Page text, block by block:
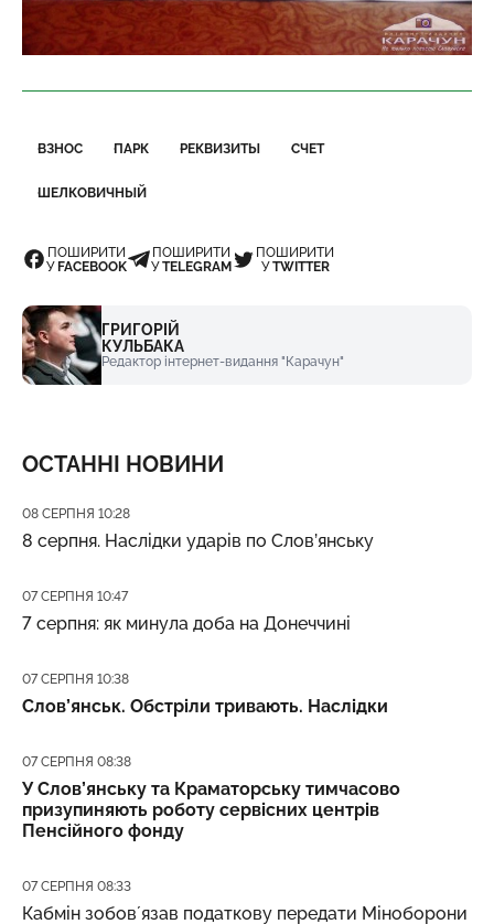
ВЗНОС ПАРК РЕКВИЗИТЫ СЧЕТ
ШЕЛКОВИЧНЫЙ
ПОШИРИТИ
У FACEBOOK
ПОШИРИТИ
УTELEGRAM
ПОШИРИТИ
УTWITTER
ГРИГОРІЙ
КУЛЬБАКА
Редактор інтернет-видання "Карачун"
ОСТАННІ НОВИНИ
Дата публікації
08 СЕРПНЯ 10:28
8 серпня. Наслідки ударів по Слов’янську
Дата публікації
07 СЕРПНЯ 10:47
7 серпня: як минула доба на Донеччині
Дата публікації
07 СЕРПНЯ 10:38
Слов’янськ. Обстріли тривають. Наслідки
Дата публікації
07 СЕРПНЯ 08:38
У Слов’янську та Краматорську тимчасово
призупиняють роботу сервісних центрів
Пенсійного фонду
Дата публікації
07 СЕРПНЯ 08:33
Кабмін зобовʼязав податкову передати Міноборони